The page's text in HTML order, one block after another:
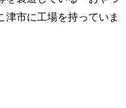
津市に工場を持っていま